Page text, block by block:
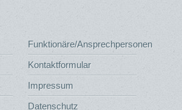
Funktionäre/Ansprechpersonen
Kontaktformular
Impressum
Datenschutz